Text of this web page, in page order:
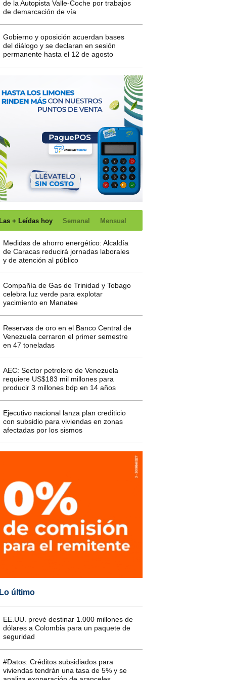
de la Autopista Valle-Coche por trabajos
de demarcación de vía
Gobierno y oposición acuerdan bases
del diálogo y se declaran en sesión
permanente hasta el 12 de agosto
Las + Leídas hoy Semanal Mensual
Medidas de ahorro energético: Alcaldía
de Caracas reducirá jornadas laborales
y de atención al público
Compañía de Gas de Trinidad y Tobago
celebra luz verde para explotar
yacimiento en Manatee
Reservas de oro en el Banco Central de
Venezuela cerraron el primer semestre
en 47 toneladas
AEC: Sector petrolero de Venezuela
requiere US$183 mil millones para
producir 3 millones bdp en 14 años
Ejecutivo nacional lanza plan crediticio
con subsidio para viviendas en zonas
afectadas por los sismos
Lo último
EE.UU. prevé destinar 1.000 millones de
dólares a Colombia para un paquete de
seguridad
#Datos: Créditos subsidiados para
viviendas tendrán una tasa de 5% y se